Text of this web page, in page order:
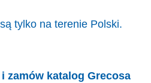
tylko na terenie Polski.
zamów katalog Grecosa